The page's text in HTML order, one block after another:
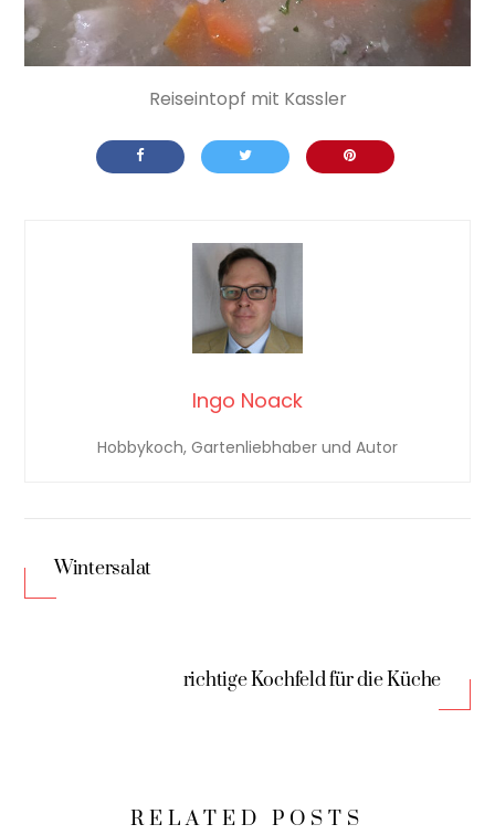
Reiseintopf mit Kassler
Ingo Noack
Hobbykoch, Gartenliebhaber und Autor
Wintersalat
richtige Kochfeld für die Küche
RELATED POSTS